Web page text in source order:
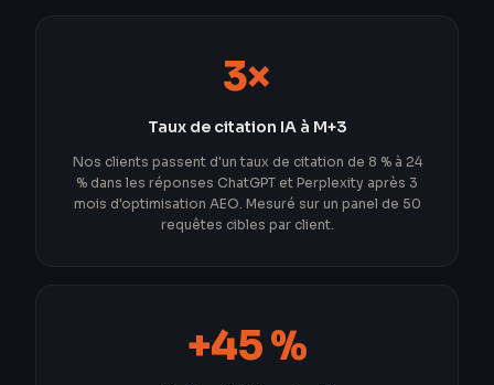
3×
Taux de citation IA à M+3
Nos clients passent d'un taux de citation de 8 % à 24
% dans les réponses ChatGPT et Perplexity après 3
mois d'optimisation AEO. Mesuré sur un panel de 50
requêtes cibles par client.
+45 %